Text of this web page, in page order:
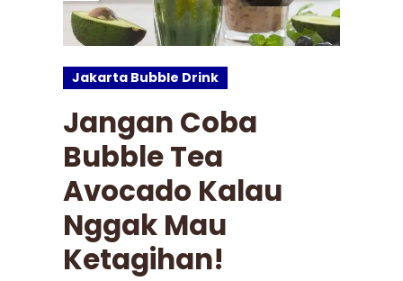
Jakarta Bubble Drink
Jangan Coba
Bubble Tea
Avocado Kalau
Nggak Mau
Ketagihan!